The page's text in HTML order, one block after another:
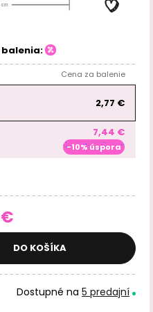
Cena za balenie
2,77 €
7,44 €
-10% úspora
€
DO KOŠÍKA
Dostupné na 5 predajní